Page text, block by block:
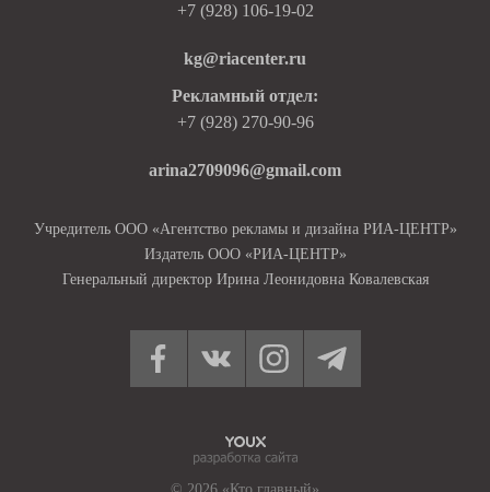
+7 (928) 106-19-02
kg@riacenter.ru
Рекламный отдел:
+7 (928) 270-90-96
arina2709096@gmail.com
Учредитель ООО «Агентство рекламы и дизайна РИА-ЦЕНТР»
Издатель ООО «РИА-ЦЕНТР»
Генеральный директор Ирина Леонидовна Ковалевская